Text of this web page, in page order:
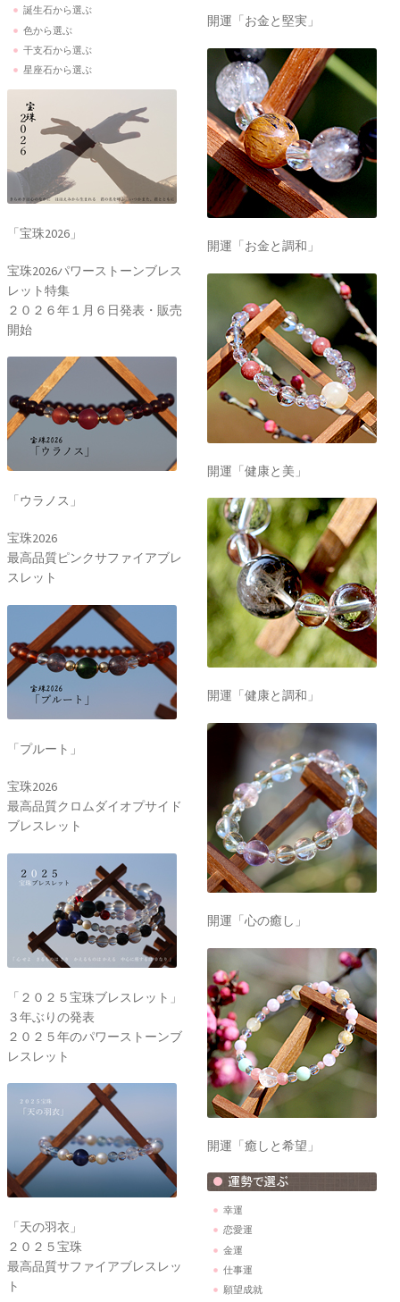
誕生石から選ぶ
色から選ぶ
干支石から選ぶ
星座石から選ぶ
「宝珠2026」
宝珠2026パワーストーンブレス
レット特集
２０２６年１月６日発表・販売
開始
「ウラノス」
宝珠2026
最高品質ピンクサファイアブレ
スレット
「プルート」
宝珠2026
最高品質クロムダイオプサイド
ブレスレット
「２０２５宝珠ブレスレット」
３年ぶりの発表
２０２５年のパワーストーンブ
レスレット
「天の羽衣」
２０２５宝珠
最高品質サファイアブレスレッ
ト
開運「お金と堅実」
開運「お金と調和」
開運「健康と美」
開運「健康と調和」
開運「心の癒し」
開運「癒しと希望」
幸運
恋愛運
金運
仕事運
願望成就